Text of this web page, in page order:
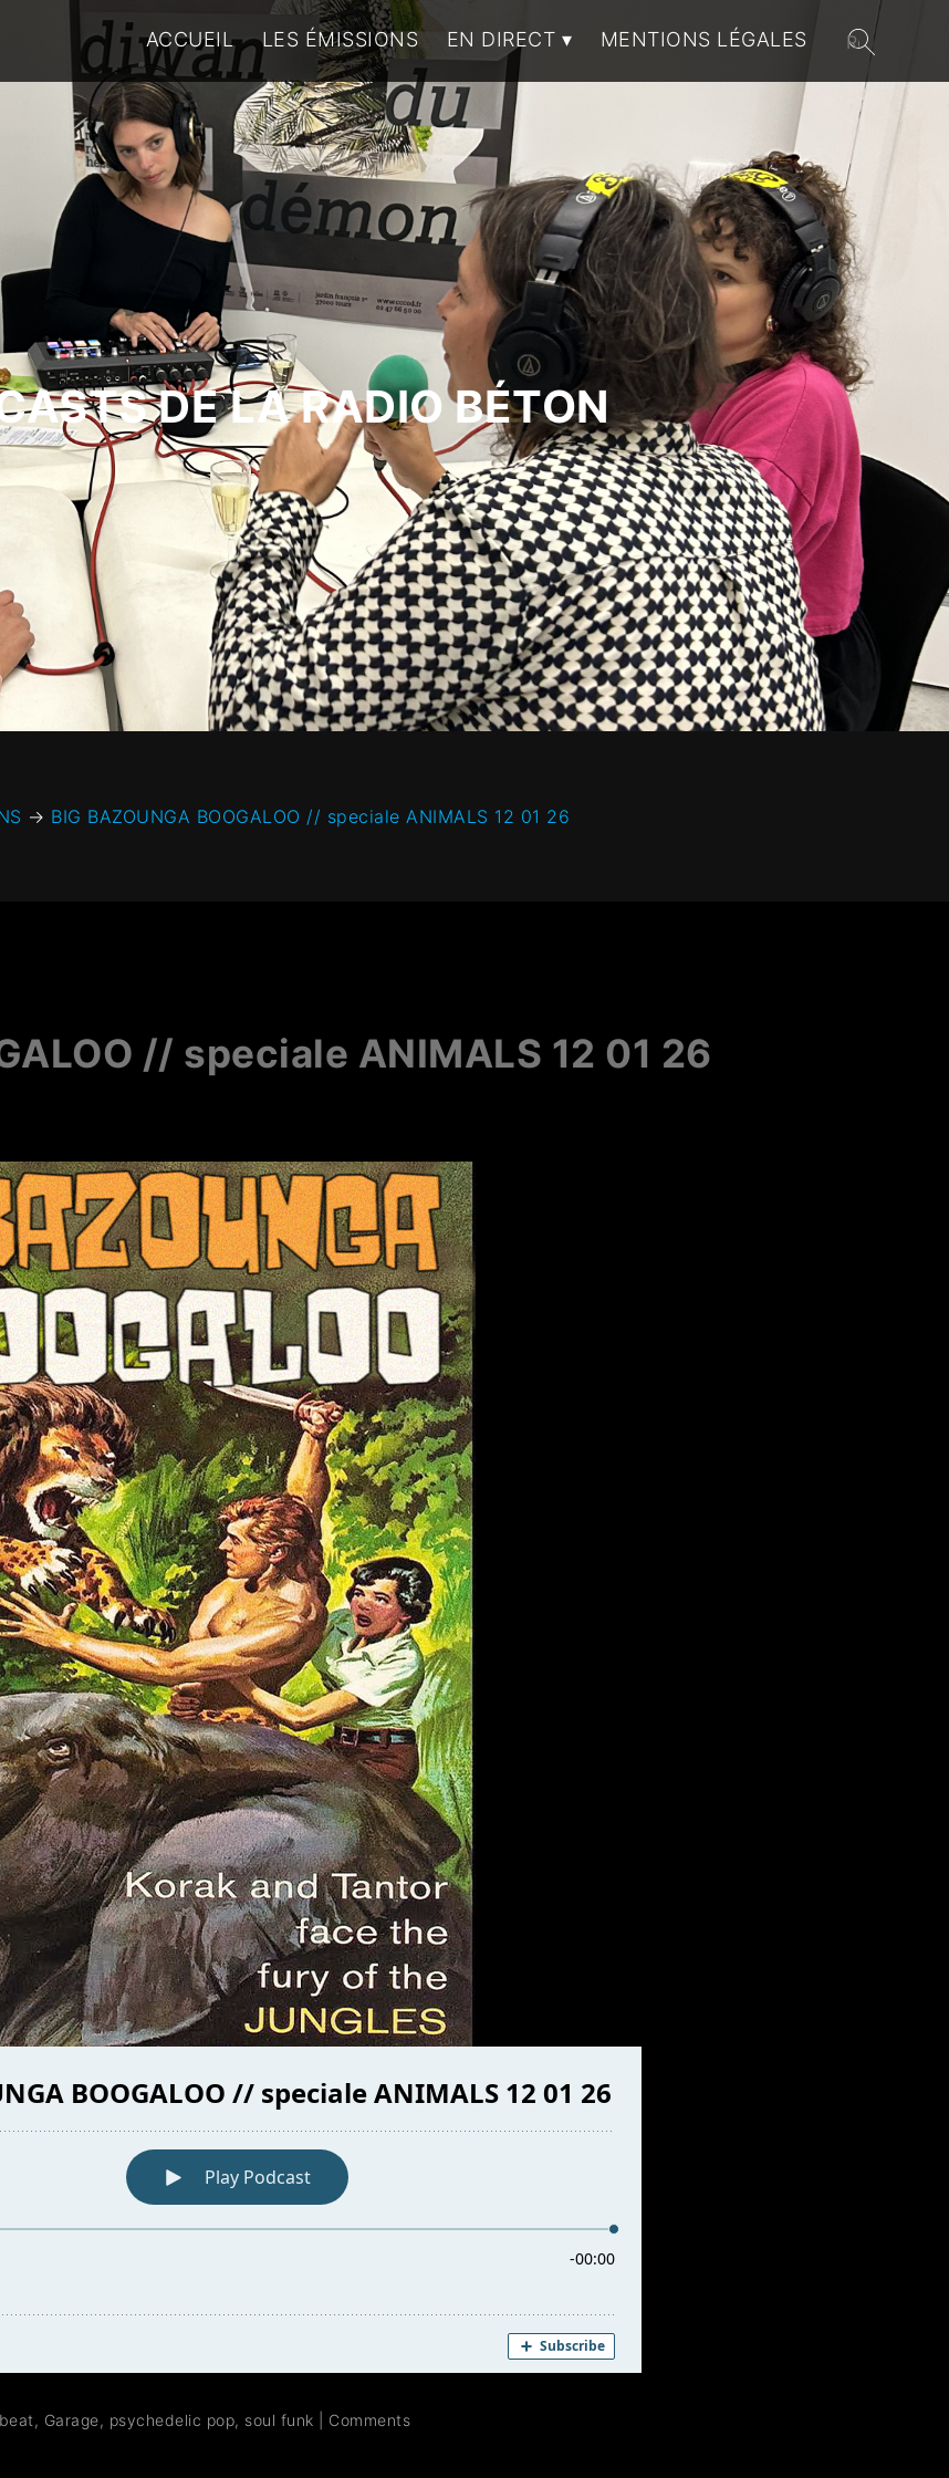
ACCUEIL LES ÉMISSIONS EN DIRECT MENTIONS LÉGALES
DE LA RADIO BÉTON
→ BIG BAZOUNGA BOOGALOO // speciale ANIMALS 12 01 26
// speciale ANIMALS 12 01 26
, Garage, psychedelic pop, soul funk Comments